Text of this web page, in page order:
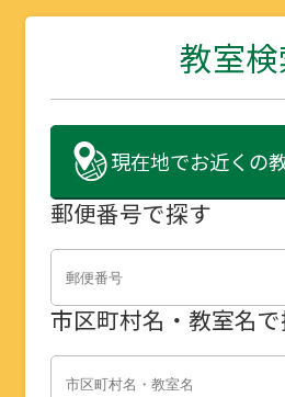
教室
現在地でお近くの
郵便番号で探す
市区町村名・教室名